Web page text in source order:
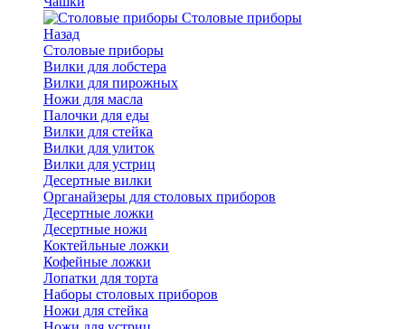
Cтоловые приборы
Назад
Cтоловые приборы
Вилки для лобстера
Вилки для пирожных
Ножи для масла
Палочки для еды
Вилки для стейка
Вилки для улиток
Вилки для устриц
Десертные вилки
Органайзеры для столовых приборов
Десертные ложки
Десертные ножи
Коктейльные ложки
Кофейные ложки
Лопатки для торта
Наборы столовых приборов
Ножи для стейка